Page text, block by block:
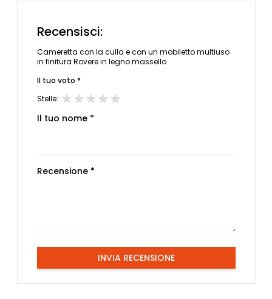
Recensisci:
Cameretta con la culla e con un mobiletto multiuso
in finitura Rovere in legno massello
Il tuo voto *
Stelle:
Il tuo nome *
Recensione *
INVIA RECENSIONE